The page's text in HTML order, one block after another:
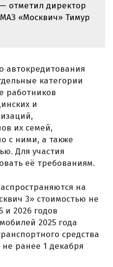
отметил директор
«Москвич» Тимур
автокредитования
категории
работников
и
их семей,
с ними, а также
Для участия
её требованиям.
на
3» стоимостью не
и 2026 годов
2025 года
средства
ранее 1 декабря